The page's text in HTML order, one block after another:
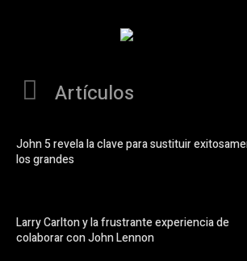
Artículos
John 5 revela la clave para sustituir
los grandes
Larry Carlton y la frustrante experiencia de
colaborar con John Lennon